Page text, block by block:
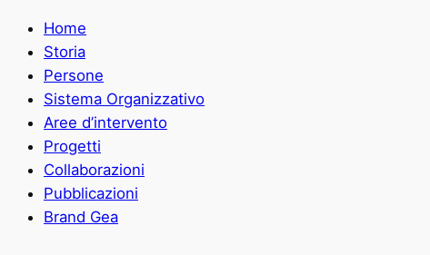
Home
Storia
Persone
Sistema Organizzativo
Aree d’intervento
Progetti
Collaborazioni
Pubblicazioni
Brand Gea